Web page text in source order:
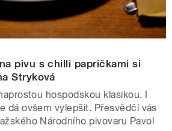
pivu s chilli papričkami si
Stryková
hospodskou klasikou. I
dá ovšem vylepšit. Přesvědčí vás
Národního pivovaru Pavol